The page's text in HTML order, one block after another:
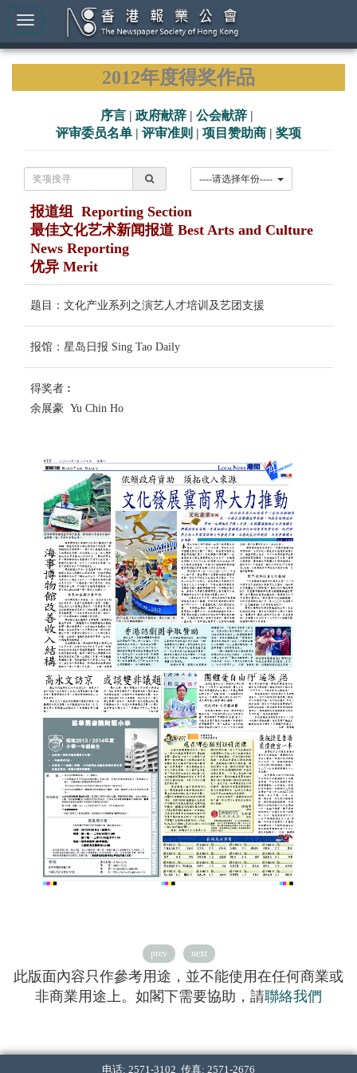
2012年度得奖作品
序言 | 政府献辞 | 公会献辞 |
评审委员名单 | 评审准则 | 项目赞助商 | 奖项
报道组 Reporting Section
最佳文化艺术新闻报道 Best Arts and Culture
News Reporting
优异 Merit
题目：文化产业系列之演艺人才培训及艺团支援
报馆：星岛日报 Sing Tao Daily
得奖者︰
余展豪 Yu Chin Ho
prev next
此版面內容只作參考用途，並不能使用在任何商業或
非商業用途上。如閣下需要協助，請聯絡我們
电话: 2571-3102 传真: 2571-2676